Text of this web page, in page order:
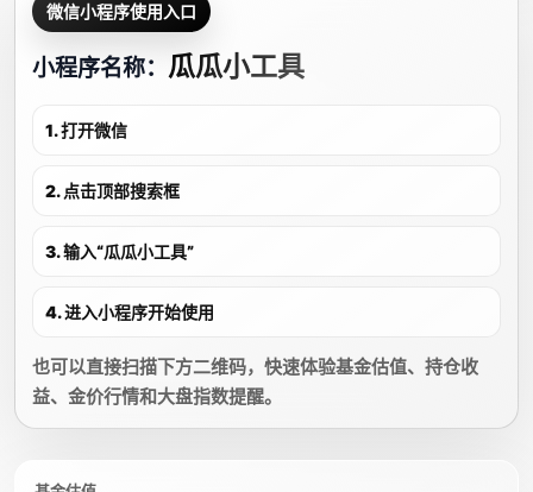
微信小程序使用入口
小程序名称： 瓜瓜小工具
1. 打开微信
2. 点击顶部搜索框
3. 输入“瓜瓜小工具”
4. 进入小程序开始使用
也可以直接扫描下方二维码，快速体验基金估值、持仓收
益、金价行情和大盘指数提醒。